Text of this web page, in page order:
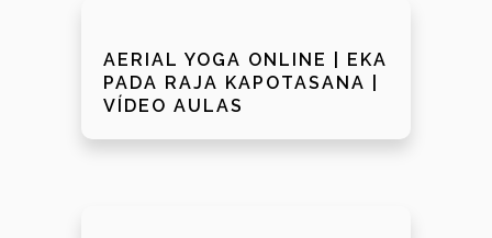
AERIAL YOGA ONLINE | EKA
PADA RAJA KAPOTASANA |
VÍDEO AULAS